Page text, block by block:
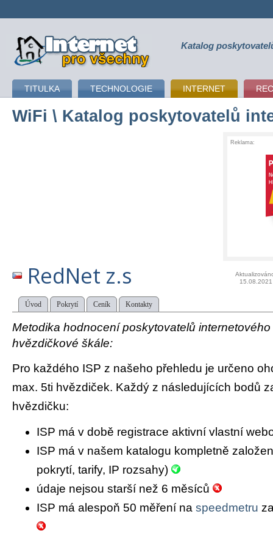
připojení k internetu Katalog
TITULKA TECHNOLOGIE INTERNET
WiFi \ Katalog poskytovatelů
Reklama:
RedNet z.s
15.08.2021
Úvod Pokrytí Ceník Kontakty
Metodika hodnocení poskytovatelů
hvězdičkové škále:
Pro každého ISP z našeho přehledu je určeno
max. 5ti hvězdiček. Každý z následujících bodů
hvězdičku:
ISP má v době registrace aktivní vlastní
ISP má v našem katalogu kompletně
pokrytí, tarify, IP rozsahy)
údaje nejsou starší než 6 měsíců
ISP má alespoň 50 měření na speedmetru